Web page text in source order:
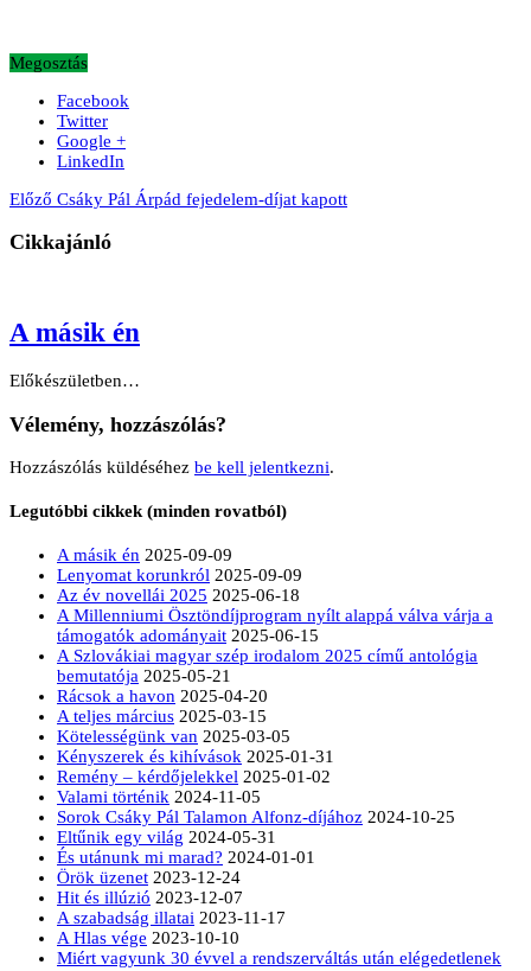
Megosztás
Facebook
Twitter
Google +
LinkedIn
Előző Csáky Pál Árpád fejedelem-díjat kapott
Cikkajánló
A másik én
Előkészületben…
Vélemény, hozzászólás?
Hozzászólás küldéséhez be kell jelentkezni.
Legutóbbi cikkek (minden rovatból)
A másik én 2025-09-09
Lenyomat korunkról 2025-09-09
Az év novellái 2025 2025-06-18
A Millenniumi Ösztöndíjprogram nyílt alappá válva várja a
támogatók adományait 2025-06-15
A Szlovákiai magyar szép irodalom 2025 című antológia
bemutatója 2025-05-21
Rácsok a havon 2025-04-20
A teljes március 2025-03-15
Kötelességünk van 2025-03-05
Kényszerek és kihívások 2025-01-31
Remény – kérdőjelekkel 2025-01-02
Valami történik 2024-11-05
Sorok Csáky Pál Talamon Alfonz-díjához 2024-10-25
Eltűnik egy világ 2024-05-31
És utánunk mi marad? 2024-01-01
Örök üzenet 2023-12-24
Hit és illúzió 2023-12-07
A szabadság illatai 2023-11-17
A Hlas vége 2023-10-10
Miért vagyunk 30 évvel a rendszerváltás után elégedetlenek